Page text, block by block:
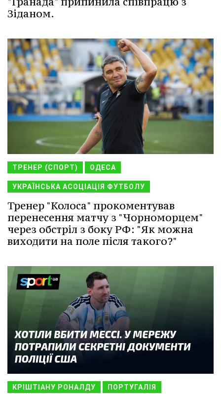
Зіданом.
ТРЕНЕР (СПОРТ) ОДЕСА
УКРАЇНСЬКА АСОЦІАЦІЯ ФУТБОЛУ
Тренер "Колоса" прокоментував
перенесення матчу з "Чорноморцем"
через обстріл з боку РФ: "Як можна
виходити на поле після такого?"
КРІШТІАНУ РОНАЛДУ ПОРТУГАЛІЯ